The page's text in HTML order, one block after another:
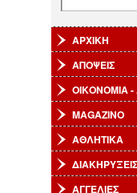
ΑΡΧΙΚΗ
ΑΠΟΨΕΙΣ
ΟΙΚΟΝΟΜΙΑ -
MAGAZINO
ΑΘΛΗΤΙΚΑ
ΑΓΓΕΛΙΕΣ